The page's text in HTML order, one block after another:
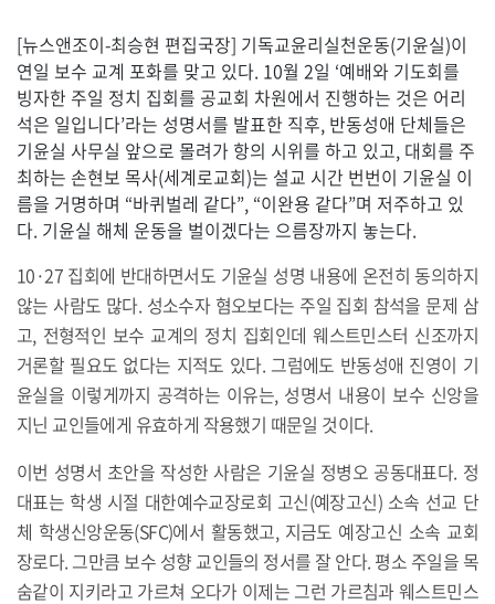
[뉴스앤조이-최승현 편집국장] 기독교윤리실천운동(기윤실)이
연일 보수 교계 포화를 맞고 있다. 10월 2일 ‘예배와 기도회를
빙자한 주일 정치 집회를 공교회 차원에서 진행하는 것은 어리
석은 일입니다’라는 성명서를 발표한 직후, 반동성애 단체들은
기윤실 사무실 앞으로 몰려가 항의 시위를 하고 있고, 대회를 주
최하는 손현보 목사(세계로교회)는 설교 시간 번번이 기윤실 이
름을 거명하며 “바퀴벌레 같다”, “이완용 같다”며 저주하고 있
다. 기윤실 해체 운동을 벌이겠다는 으름장까지 놓는다.
10·27 집회에 반대하면서도 기윤실 성명 내용에 온전히 동의하지
않는 사람도 많다. 성소수자 혐오보다는 주일 집회 참석을 문제 삼
고, 전형적인 보수 교계의 정치 집회인데 웨스트민스터 신조까지
거론할 필요도 없다는 지적도 있다. 그럼에도 반동성애 진영이 기
윤실을 이렇게까지 공격하는 이유는, 성명서 내용이 보수 신앙을
지닌 교인들에게 유효하게 작용했기 때문일 것이다.
이번 성명서 초안을 작성한 사람은 기윤실 정병오 공동대표다. 정
대표는 학생 시절 대한예수교장로회 고신(예장고신) 소속 선교 단
체 학생신앙운동(SFC)에서 활동했고, 지금도 예장고신 소속 교회
장로다. 그만큼 보수 성향 교인들의 정서를 잘 안다. 평소 주일을 목
숨같이 지키라고 가르쳐 오다가 이제는 그런 가르침과 웨스트민스